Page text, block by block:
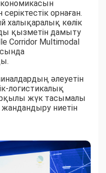
орнаған.
халықаралық көлік
қызметін дамыту
Corridor Multimodal
әлеуетін
логистикалық
жүк тасымалы
ниетін